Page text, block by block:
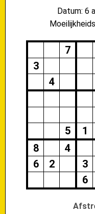
Datum: 6
7
3
4
5
1
8
4
6
2 3
6